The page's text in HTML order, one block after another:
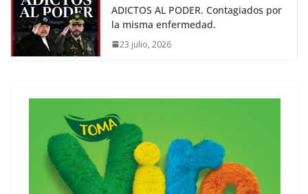
ADICTOS AL PODER. Contagiados por
la misma enfermedad.
23 julio, 2026